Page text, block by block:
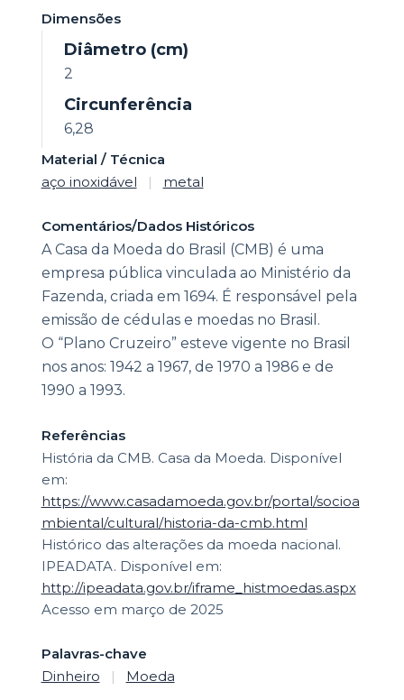
Dimensões
Diâmetro (cm)
2
Circunferência
6,28
Material / Técnica
aço inoxidável
| metal
Comentários/Dados Históricos
A Casa da Moeda do Brasil (CMB) é uma
empresa pública vinculada ao Ministério da
Fazenda, criada em 1694. É responsável pela
emissão de cédulas e moedas no Brasil.
O “Plano Cruzeiro” esteve vigente no Brasil
nos anos: 1942 a 1967, de 1970 a 1986 e de
1990 a 1993.
Referências
História da CMB. Casa da Moeda. Disponível
em:
https://www.casadamoeda.gov.br/portal/socioa
mbiental/cultural/historia-da-cmb.html
Histórico das alterações da moeda nacional.
IPEADATA. Disponível em:
http://ipeadata.gov.br/iframe_histmoedas.aspx
Acesso em março de 2025
Palavras-chave
Dinheiro
| Moeda